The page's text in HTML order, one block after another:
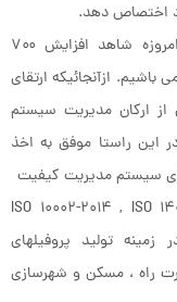
اختصاص دهد.
در راستای سیاستهای تحقیق و توسعه ، امروزه شاهد افزایش ۷۰۰
باشیم. ازآنجائیکه ارتقای
ارکان مدیریت سیستم
این راستا موفق به اخذ
های سیستم مدیریت کیفیت
ISO 10002-2014 , ISO
زمینه تولید پروفیلهای
راه ، مسکن و شهرسازی